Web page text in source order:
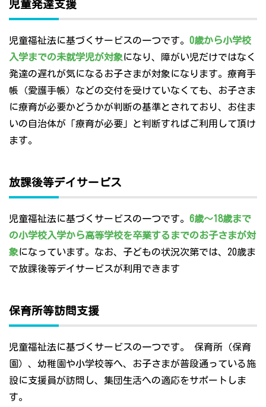
児童発達支援
児童福祉法に基づくサービスの一つです。 0歳から小学校
入学までの未就学児が対象になり、障がい児だけではなく
発達の遅れが気になるお子さまが対象になります。療育手
帳（愛護手帳）などの交付を受けていなくても、お子さま
に療育が必要かどうかが判断の基準とされており、お住ま
いの自治体が「療育が必要」と判断すればご利用して頂け
ます。
放課後等デイサービス
児童福祉法に基づくサービスの一つです。 6歳～18歳まで
の小学校入学から高等学校を卒業するまでのお子さまが対
象になっています。なお、子どもの状況次第では、20歳ま
で放課後等デイサービスが利用できます
保育所等訪問支援
児童福祉法に基づくサービスの一つです。 保育所（保育
園）、幼稚園や小学校等へ、お子さまが普段通っている施
設に支援員が訪問し、集団生活への適応をサポートしま
す。